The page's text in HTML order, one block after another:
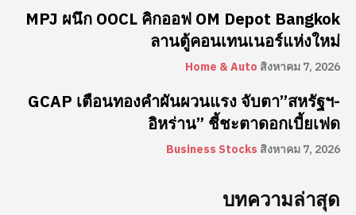
MPJ ผนึก OOCL คิกออฟ OM Depot Bangkok
ลานตู้คอนเทนเนอร์แห่งใหม่
Home & Auto สิงหาคม 7, 2026
GCAP เตือนทองคำผันผวนแรง จับตา”สหรัฐฯ-
อิหร่าน” ชี้ชะตาดอกเบี้ยเฟด
Business Stocks สิงหาคม 7, 2026
บทความล่าสุด